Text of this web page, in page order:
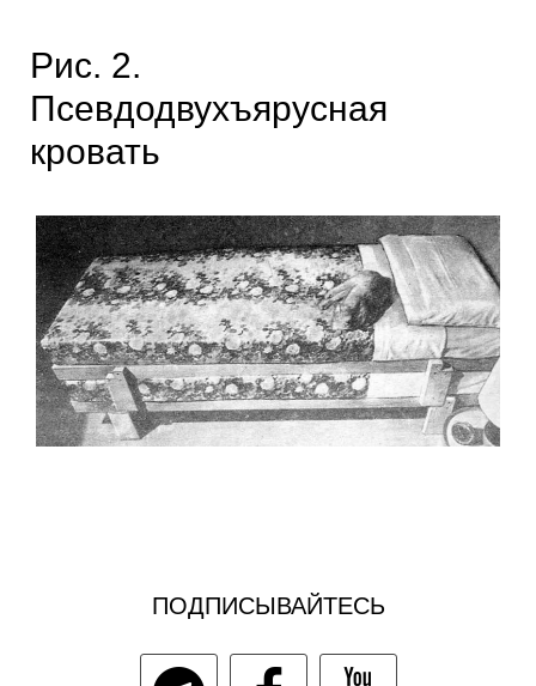
Рис. 2.
Псевдодвухъярусная
кровать
ПОДПИСЫВАЙТЕСЬ